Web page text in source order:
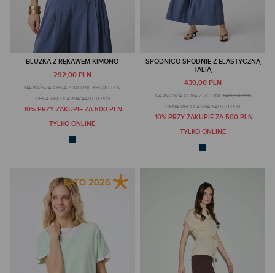
BLUZKA Z RĘKAWEM KIMONO
292,00 PLN
NAJNIŻSZA CENA Z 30 DNI: 359,00 PLN
CENA REGULARNA:449,00 PLN
-10% PRZY ZAKUPIE ZA 500 PLN
TYLKO ONLINE
SPÓDNICO-SPODNIE Z ELASTYCZNĄ
TALIĄ
439,00 PLN
NAJNIŻSZA CENA Z 30 DNI: 549,00 PLN
CENA REGULARNA:549,00 PLN
-10% PRZY ZAKUPIE ZA 500 PLN
TYLKO ONLINE